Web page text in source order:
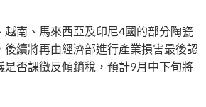
越南、馬來西亞及印尼4國的部分陶瓷
後續將再由經濟部進行產業損害最後認
是否課徵反傾銷稅，預計9月中下旬將